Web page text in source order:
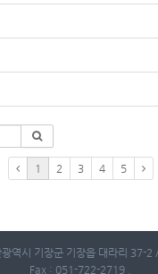
1 2 3 4 5
역시 기장군 기장읍 대라리 37-
Fax : 051-722-2719 .